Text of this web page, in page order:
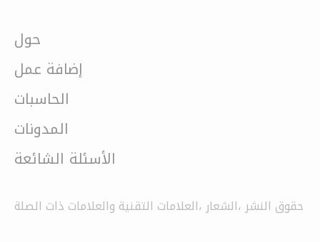
حول
إضافة عمل
الحاسبات
المدونات
الأسئلة الشائعة
حقوق النشر ،الشعار ،العلامات التقنية والعلامات ذات الصلة